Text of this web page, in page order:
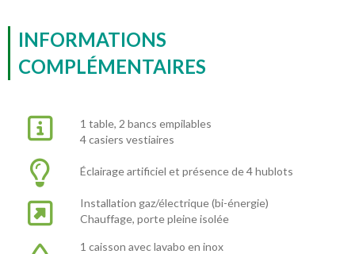
INFORMATIONS
COMPLÉMENTAIRES
1 table, 2 bancs empilables
4 casiers vestiaires
Éclairage artificiel et présence de 4 hublots
Installation gaz/électrique (bi-énergie)
Chauffage, porte pleine isolée
1 caisson avec lavabo en inox